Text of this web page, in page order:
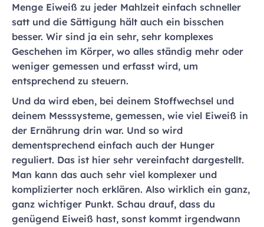
Menge Eiweiß zu jeder Mahlzeit einfach schneller
satt und die Sättigung hält auch ein bisschen
besser. Wir sind ja ein sehr, sehr komplexes
Geschehen im Körper, wo alles ständig mehr oder
weniger gemessen und erfasst wird, um
entsprechend zu steuern.
Und da wird eben, bei deinem Stoffwechsel und
deinem Messsysteme, gemessen, wie viel Eiweiß in
der Ernährung drin war. Und so wird
dementsprechend einfach auch der Hunger
reguliert. Das ist hier sehr vereinfacht dargestellt.
Man kann das auch sehr viel komplexer und
komplizierter noch erklären. Also wirklich ein ganz,
ganz wichtiger Punkt. Schau drauf, dass du
genügend Eiweiß hast, sonst kommt irgendwann